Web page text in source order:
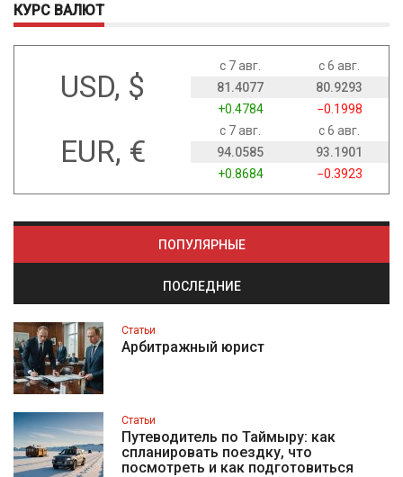
КУРС ВАЛЮТ
USD, $
с 7 авг.
с 6 авг.
81.4077
80.9293
+0.4784
−0.1998
EUR, €
с 7 авг.
с 6 авг.
94.0585
93.1901
+0.8684
−0.3923
ПОПУЛЯРНЫЕ
ПОСЛЕДНИЕ
Статьи
Арбитражный юрист
Статьи
Путеводитель по Таймыру: как
спланировать поездку, что
посмотреть и как подготовиться